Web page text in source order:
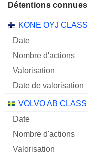
Détentions
KONE OYJ
VOLVO AB CLASS